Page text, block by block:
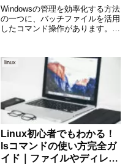
Windowsの管理を効率化する方法
の一つに、バッチファイルを活用
したコマンド操作があります。そ
Command-line）コマンドは、シ
ステム情報の取
linux
Linux初心者でもわかる！
lsコマンドの使い方完全ガ
イド｜ファイルやディレク